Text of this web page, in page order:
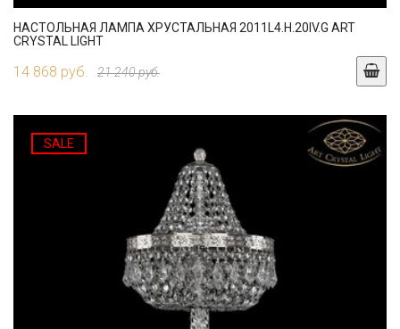
НАСТОЛЬНАЯ ЛАМПА ХРУСТАЛЬНАЯ 2011L4.H.20IV.G ART
CRYSTAL LIGHT
14 868 руб. 21 240 руб.
SALE